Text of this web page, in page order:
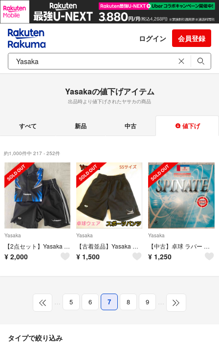
ログイン 会員登録
Yasakaの値下げアイテム
出品時より値下げされたヤサカの商品
すべて 新品 中古 値下げ
約1,000件中 217 - 252件
Yasaka
【2点セット】Yasaka 卓球 ユニフォーム
¥ 2,000
Yasaka
【古着並品】Yasaka ヤサカ 卓球ウェア スポーツウェア ショートパンツ
¥ 1,500
Yasaka
【中古】卓球 ラバー 回転系表ソフト ヤサカ スピネイト 赤 厚(2.0mm)
¥ 1,250
… 5 6 7 8 9 …
タイプで絞り込み